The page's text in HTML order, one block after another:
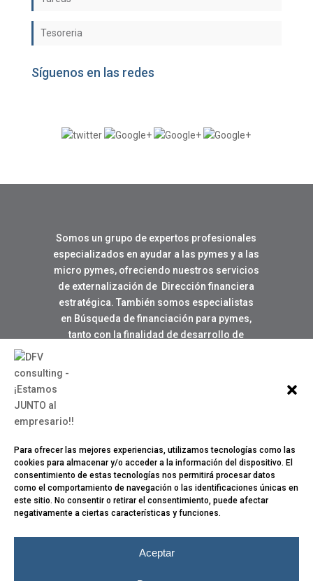
Para ofrecer las mejores experiencias, utilizamos tecnologías como las
cookies para almacenar y/o acceder a la información del dispositivo. El
consentimiento de estas tecnologías nos permitirá procesar datos
como el comportamiento de navegación o las identificaciones únicas en
este sitio. No consentir o retirar el consentimiento, puede afectar
negativamente a ciertas características y funciones.
Aceptar
Tesoreria
Síguenos en las redes
Somos un grupo de expertos profesionales
especializados en ayudar a las pymes y a las
micro pymes, ofreciendo nuestros servicios
de externalización de Dirección financiera
estratégica. También somos especialistas
en Búsqueda de financiación para pymes,
tanto con la finalidad de desarrollo de
Ramon Asensio, 3, 10, 46004, Valencia
Teléfono:
610 31 81 56
Correo electrónico:
fcoloma@dfvconsulting.com